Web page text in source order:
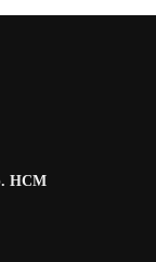
HCM